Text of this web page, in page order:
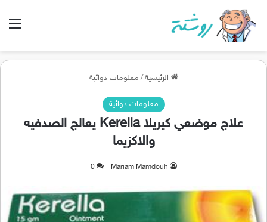
الرئيسية / معلومات دوائية
معلومات دوائية
علاج موضعي كيريلا Kerella يعالج الصدفيه
والاكزيما
Mariam Mamdouh
0